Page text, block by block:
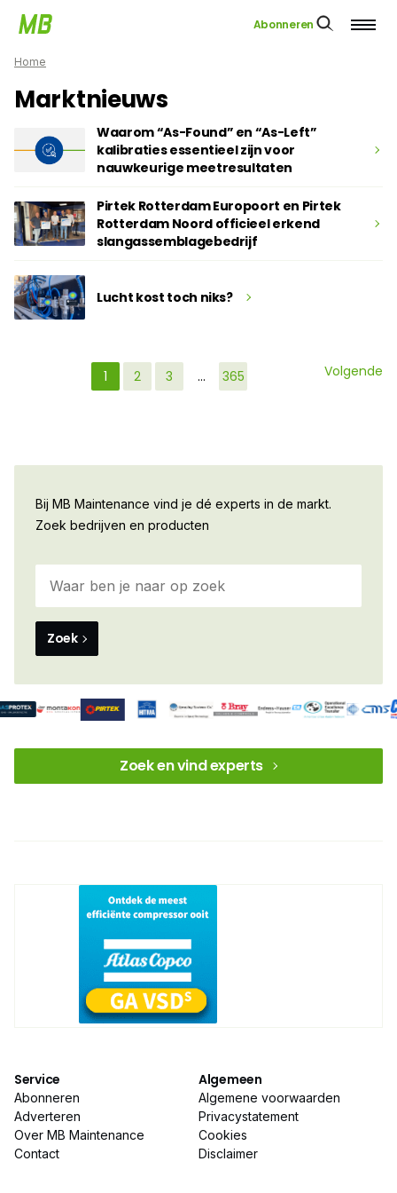
Abonneren
Home
Marktnieuws
Waarom “As-Found” en “As-Left”
kalibraties essentieel zijn voor
nauwkeurige meetresultaten
Pirtek Rotterdam Europoort en Pirtek
Rotterdam Noord officieel erkend
slangassemblagebedrijf
Lucht kost toch niks?
1 2 3 … 365 Volgende
Bij MB Maintenance vind je dé experts in de markt.
Zoek bedrijven en producten
Zoek
Zoek en vind experts
Service
Abonneren
Adverteren
Over MB Maintenance
Contact
Algemeen
Algemene voorwaarden
Privacystatement
Cookies
Disclaimer